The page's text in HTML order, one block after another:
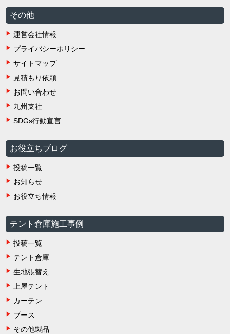
その他
運営会社情報
プライバシーポリシー
サイトマップ
見積もり依頼
お問い合わせ
九州支社
SDGs行動宣言
お役立ちブログ
投稿一覧
お知らせ
お役立ち情報
テント倉庫施工事例
投稿一覧
テント倉庫
生地張替え
上屋テント
カーテン
ブース
その他製品